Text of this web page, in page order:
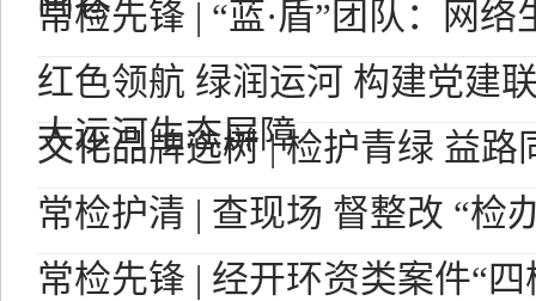
常检先锋 | “蓝·盾”团队：网络
红色领航 绿润运河 构建党建
大运河生态屏障
文化品牌选树 | 检护青绿 益路
常检护清 | 查现场 督整改 “检
常检先锋 | 经开环资类案件“